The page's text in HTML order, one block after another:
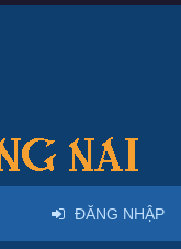
ĐĂNG NHẬP